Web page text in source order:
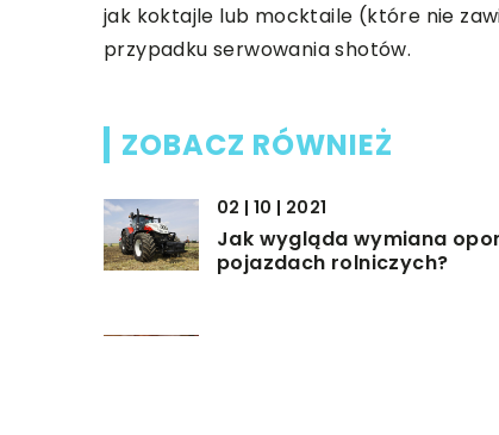
jak koktajle lub mocktaile (które nie
przypadku serwowania shotów.
ZOBACZ RÓWNIEŻ
02 | 10 | 2021
Jak wygląda wymiana
pojazdach rolniczych?